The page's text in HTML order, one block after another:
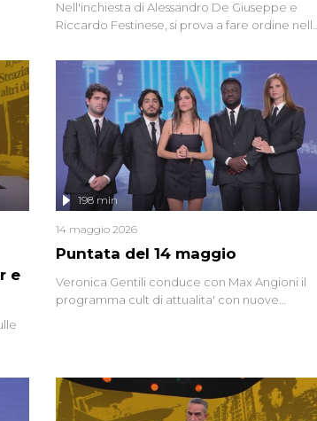
Nell'inchiesta di Alessandro De Giuseppe e
Riccardo Festinese, si prova a fare ordine nella
continuano a emergere attorno a una delle
vicende giudiziarie più discusse degli ultimi
anni. Lo speciale ricostruisce la vicenda
mettendo in fila testimonianze, errori, dettagli
controversi e i protagonisti di un'indagine che
sembra non avere fine.
e
Puntata del 14 maggio
198 min
14 maggio 2026
Veronica Gentili conduce con Max Angioni il
programma cult di attualita' con nuove